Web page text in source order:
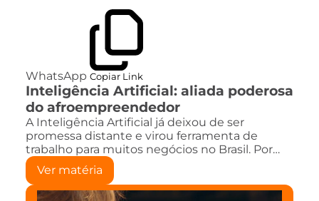
WhatsApp Copiar Link
Inteligência Artificial: aliada poderosa
do afroempreendedor
A Inteligência Artificial já deixou de ser
promessa distante e virou ferramenta de
trabalho para muitos negócios no Brasil. Por…
Ver matéria